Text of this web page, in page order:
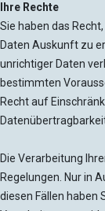
Ihre Rechte
Sie haben das
Daten Auskunft zu
unrichtiger Daten
bestimmten
Recht auf
Die Verarbeitung
Regelungen. Nur in
diesen Fällen haben